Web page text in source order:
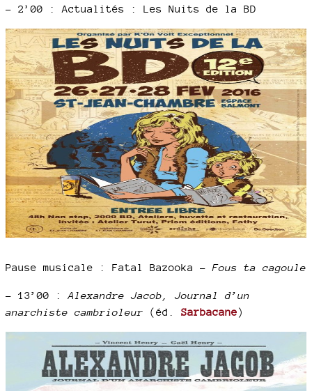
– 2’00 : Actualités : Les Nuits de la BD
Pause musicale : Fatal Bazooka – Fous ta cagoule
– 13’00 :Alexandre Jacob, Journal d’un
anarchiste cambrioleur (éd. Sarbacane)